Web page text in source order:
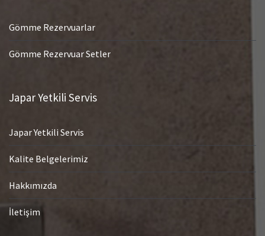
Gömme Rezervuarlar
Gömme Rezervuar Setler
Japar Yetkili Servis
Japar Yetkili Servis
Kalite Belgelerimiz
Hakkımızda
İletişim